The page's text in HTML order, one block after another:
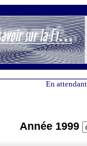
En
Année 1999